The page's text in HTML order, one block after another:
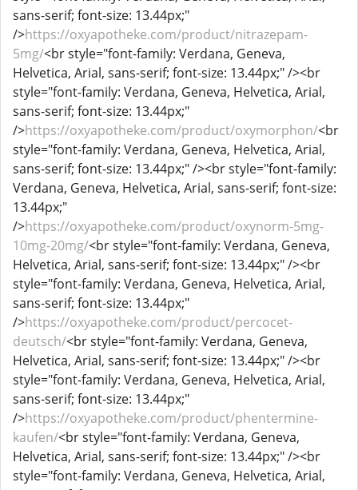
sans-serif; font-size: 13.44px;"
/>https://oxyapotheke.com/product/nitrazepam-
5mg/<br style="font-family: Verdana, Geneva,
Helvetica, Arial, sans-serif; font-size: 13.44px;" /><br
style="font-family: Verdana, Geneva, Helvetica, Arial,
sans-serif; font-size: 13.44px;"
/>https://oxyapotheke.com/product/oxymorphon/<br
style="font-family: Verdana, Geneva, Helvetica, Arial,
sans-serif; font-size: 13.44px;" /><br style="font-family:
Verdana, Geneva, Helvetica, Arial, sans-serif; font-size:
13.44px;"
/>https://oxyapotheke.com/product/oxynorm-5mg-
10mg-20mg/<br style="font-family: Verdana, Geneva,
Helvetica, Arial, sans-serif; font-size: 13.44px;" /><br
style="font-family: Verdana, Geneva, Helvetica, Arial,
sans-serif; font-size: 13.44px;"
/>https://oxyapotheke.com/product/percocet-
deutsch/<br style="font-family: Verdana, Geneva,
Helvetica, Arial, sans-serif; font-size: 13.44px;" /><br
style="font-family: Verdana, Geneva, Helvetica, Arial,
sans-serif; font-size: 13.44px;"
/>https://oxyapotheke.com/product/phentermine-
kaufen/<br style="font-family: Verdana, Geneva,
Helvetica, Arial, sans-serif; font-size: 13.44px;" /><br
style="font-family: Verdana, Geneva, Helvetica, Arial,